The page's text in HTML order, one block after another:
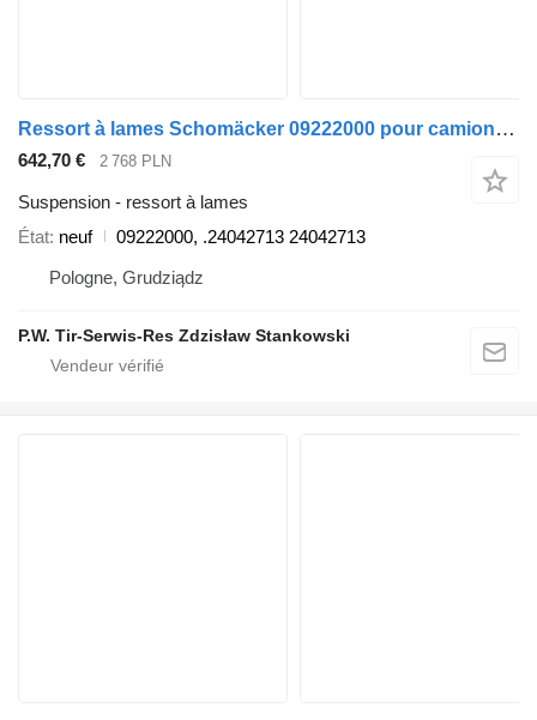
Ressort à lames Schomäcker 09222000 pour camion Volvo
642,70 € 2 768 PLN
Suspension - ressort à lames
État neuf
09222000, .24042713 24042713
Pologne, Grudziądz
P.W. Tir-Serwis-Res Zdzisław Stankowski